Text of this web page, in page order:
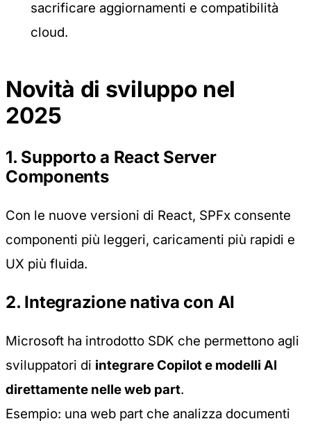
sacrificare aggiornamenti e compatibilità
cloud.
Novità di sviluppo nel
2025
1. Supporto a React Server
Components
Con le nuove versioni di React, SPFx consente
componenti più leggeri, caricamenti più rapidi e
UX più fluida.
2. Integrazione nativa con AI
Microsoft ha introdotto SDK che permettono agli
sviluppatori di integrare Copilot e modelli AI
direttamente nelle web part.
Esempio: una web part che analizza documenti